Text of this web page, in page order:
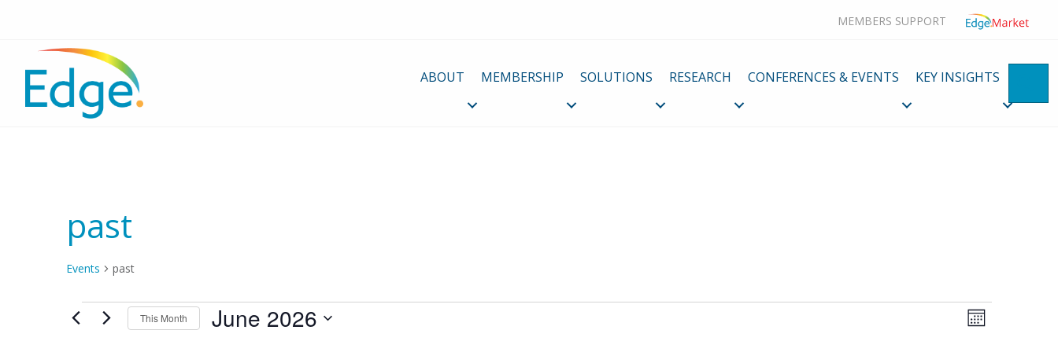
MEMBERS SUPPORT
ABOUT MEMBERSHIP SOLUTIONS RESEARCH CONFERENCES & EVENTS KEY INSIGHTS
past
Events past
Events
VE
M
This Month June 2026